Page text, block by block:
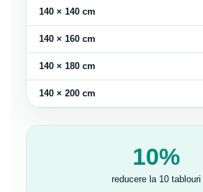
140 × 140 cm
140 × 160 cm
140 × 180 cm
140 × 200 cm
10%
reducere la 10 tablouri